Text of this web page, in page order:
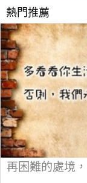
熱門推薦
再困難的處境